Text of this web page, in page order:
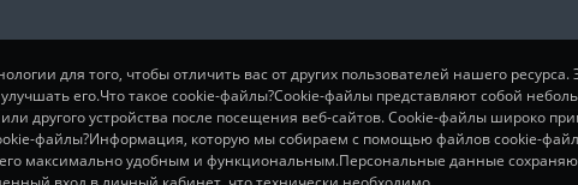
для того, чтобы отличить вас от других пользователей нашего ресурса.
его.Что такое cookie-файлы?Cookie-файлы представляют собой
другого устройства после посещения веб-сайтов. Cookie-файлы широко
файлы?Информация, которую мы собираем с помощью файлов cookie-
максимально удобным и функциональным.Персональные данные